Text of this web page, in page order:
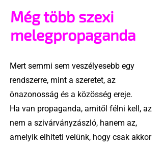
Még több szexi
melegpropaganda
Mert semmi sem veszélyesebb egy
rendszerre, mint a szeretet, az
önazonosság és a közösség ereje.
Ha van propaganda, amitől félni kell, az
nem a szivárványzászló, hanem az,
amelyik elhiteti velünk, hogy csak akkor